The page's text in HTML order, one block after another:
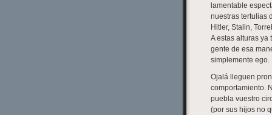
lamentable
nuestras tertulias
Hitler, Stalin,
A estas alturas
gente de esa
simplemente ego.
Ojalá lleguen
comportamiento.
puebla vuestro
(por sus hijos no